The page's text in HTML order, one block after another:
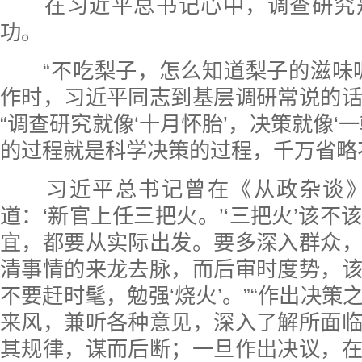
在习近平总书记心中，调查研究
功。
“不吃梨子，怎么知道梨子的滋味
作时，习近平同志到基层调研常说的
“调查研究就像‘十月怀胎’，决策就像‘
的过程就是科学决策的过程，千万省
习近平总书记曾在《从政杂谈
道：‘新官上任三把火。’‘三把火’该不
宜，都要从实际出发。要多深入群众
清事情的来龙去脉，而后审时度势，
不要赶时髦，勉强‘烧火’。”“作出决策
来风，兼听各种意见，深入了解所面
其规律，谋而后断；一旦作出决议，